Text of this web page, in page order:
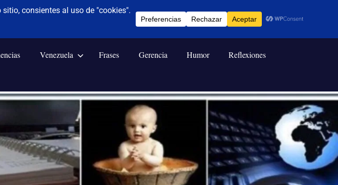
Venezuela Frases Gerencia Humor Reflexiones